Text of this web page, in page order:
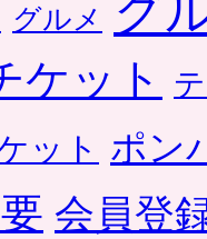
グルメ グ
ケット
ット ポン
会員登